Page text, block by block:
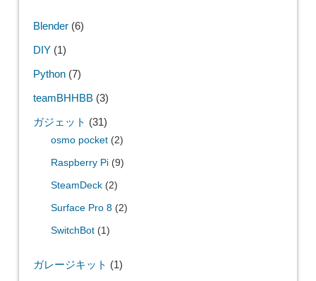
Blender(6)
DIY(1)
Python(7)
teamBHHBB(3)
ガジェット (31)
osmo pocket(2)
Raspberry Pi(9)
SteamDeck(2)
Surface Pro 8(2)
SwitchBot(1)
ガレージキット (1)